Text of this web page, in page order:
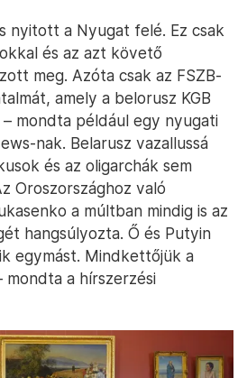
nyitott a Nyugat felé. Ez csak
és az azt követő
meg. Azóta csak az FSZB-
amely a belorusz KGB
mondta például egy nyugati
nak. Belarusz vazallussá
és az oligarchák sem
Oroszországhoz való
a múltban mindig is az
hangsúlyozta. Ő és Putyin
egymást. Mindkettőjük a
mondta a hírszerzési